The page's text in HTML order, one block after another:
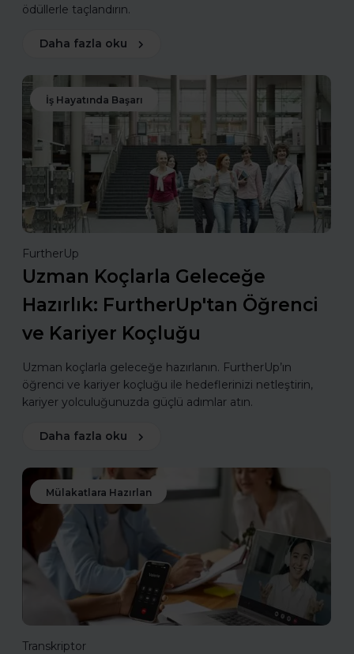
ödüllerle taçlandırın.
Daha fazla oku
İş Hayatında Başarı
FurtherUp
Uzman Koçlarla Geleceğe
Hazırlık: FurtherUp'tan Öğrenci
ve Kariyer Koçluğu
Uzman koçlarla geleceğe hazırlanın. FurtherUp’ın
öğrenci ve kariyer koçluğu ile hedeflerinizi netleştirin,
kariyer yolculuğunuzda güçlü adımlar atın.
Daha fazla oku
Mülakatlara Hazırlan
Transkriptor